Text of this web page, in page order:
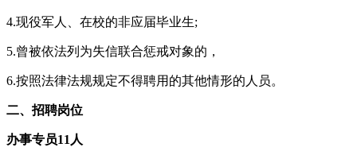
4.现役军人、在校的非应届毕业生;
5.曾被依法列为失信联合惩戒对象的，
6.按照法律法规规定不得聘用的其他情形的人员。
二、招聘岗位
办事专员11人